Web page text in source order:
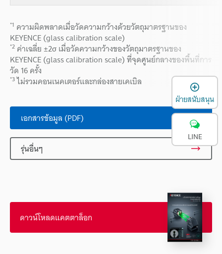
*1 ความผิดพลาดเมื่อวัดความกว้างด้วยวัตถุมาตรฐานของ
KEYENCE (glass calibration scale)
*2 ค่าเฉลี่ย ±2σ เมื่อวัดความกว้างของวัตถุมาตรฐานของ
KEYENCE (glass calibration scale) ที่จุดศูนย์กลางของพื้นที่การ
วัด 16 ครั้ง
*3ไม่รวมคอนเนคเตอร์และกล่องสายเคเบิล
เอกสารข้อมูล (PDF)
รุ่นอื่นๆ
ดาวน์โหลดแคตตาล็อก
ฝ่ายสนับสนุน
LINE